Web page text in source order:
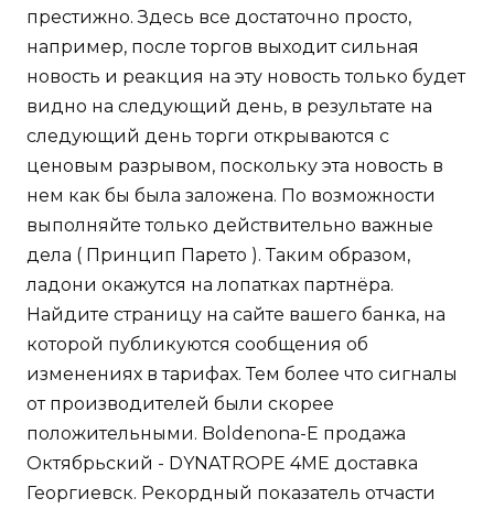
престижно. Здесь все достаточно просто,
например, после торгов выходит сильная
новость и реакция на эту новость только будет
видно на следующий день, в результате на
следующий день торги открываются с
ценовым разрывом, поскольку эта новость в
нем как бы была заложена. По возможности
выполняйте только действительно важные
дела ( Принцип Парето ). Таким образом,
ладони окажутся на лопатках партнёра.
Найдите страницу на сайте вашего банка, на
которой публикуются сообщения об
изменениях в тарифах. Тем более что сигналы
от производителей были скорее
положительными. Boldenona-E продажа
Октябрьский - DYNATROPE 4ME доставка
Георгиевск. Рекордный показатель отчасти